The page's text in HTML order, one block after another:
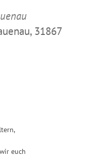
31867
euch